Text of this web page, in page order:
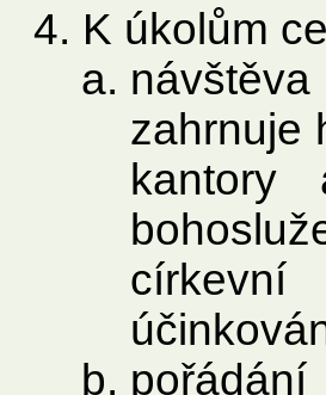
K úkolům
zahrnuje
kantory